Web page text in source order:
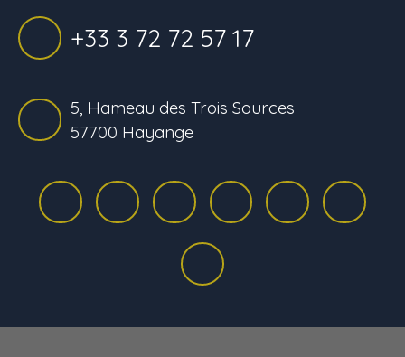
+33 3 72 72 57 17
5, Hameau des Trois Sources
57700 Hayange